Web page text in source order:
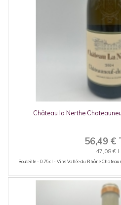
Château la Nerthe
56,49 €
47,08 €
Bouteille - 0.75 cl - Vins Vallée du Rhône